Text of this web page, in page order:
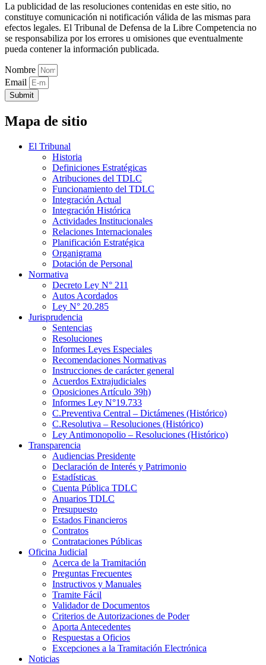
La publicidad de las resoluciones contenidas en este sitio, no
constituye comunicación ni notificación válida de las mismas para
efectos legales. El Tribunal de Defensa de la Libre Competencia no
se responsabiliza por los errores u omisiones que eventualmente
pueda contener la información publicada.
Nombre
Email
Submit
Mapa de sitio
El Tribunal
Historia
Definiciones Estratégicas
Atribuciones del TDLC
Funcionamiento del TDLC
Integración Actual
Integración Histórica
Actividades Institucionales
Relaciones Internacionales
Planificación Estratégica
Organigrama
Dotación de Personal
Normativa
Decreto Ley N° 211
Autos Acordados
Ley N° 20.285
Jurisprudencia
Sentencias
Resoluciones
Informes Leyes Especiales
Recomendaciones Normativas
Instrucciones de carácter general
Acuerdos Extrajudiciales
Oposiciones Artículo 39h)
Informes Ley N°19.733
C.Preventiva Central – Dictámenes (Histórico)
C.Resolutiva – Resoluciones (Histórico)
Ley Antimonopolio – Resoluciones (Histórico)
Transparencia
Audiencias Presidente
Declaración de Interés y Patrimonio
Estadísticas
Cuenta Pública TDLC
Anuarios TDLC
Presupuesto
Estados Financieros
Contratos
Contrataciones Públicas
Oficina Judicial
Acerca de la Tramitación
Preguntas Frecuentes
Instructivos y Manuales
Tramite Fácil
Validador de Documentos
Criterios de Autorizaciones de Poder
Aporta Antecedentes
Respuestas a Oficios
Excepciones a la Tramitación Electrónica
Noticias